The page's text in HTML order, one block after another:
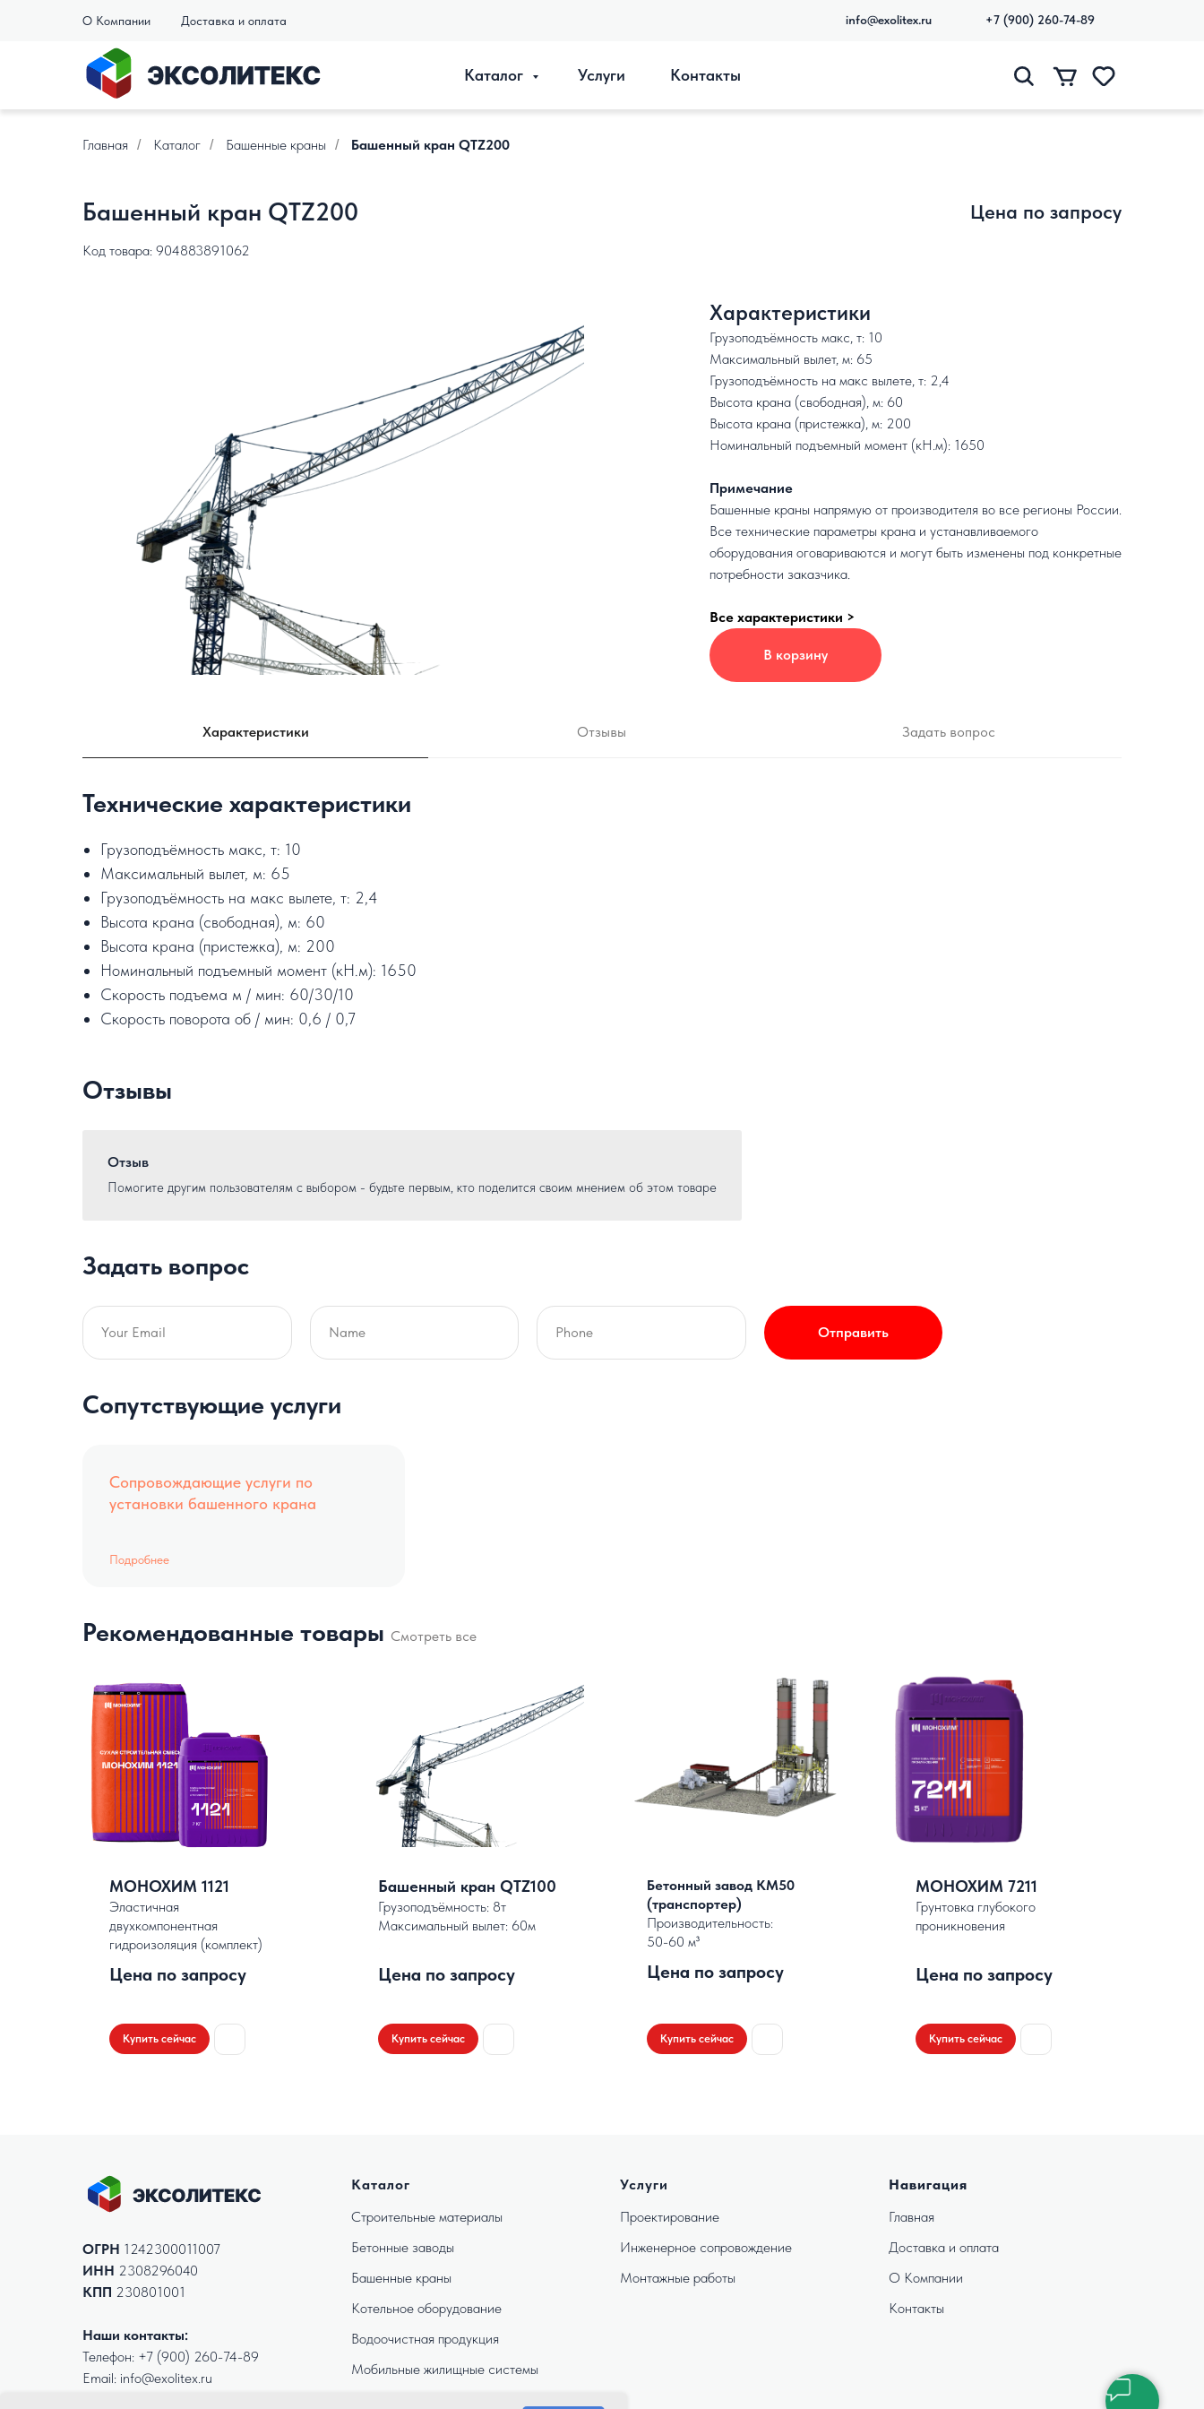
О Компании Доставка и оплата info@exolitex.ru +7 (900) 260-74-89
Каталог Услуги Контакты
Главная / Каталог / Башенные краны / Башенный кран QTZ200
Башенный кран QTZ200 Цена по запросу
Код товара: 904883891062
Характеристики
Грузоподъёмность макс, т: 10
Максимальный вылет, м: 65
Грузоподъёмность на макс вылете, т: 2,4
Высота крана (свободная), м: 60
Высота крана (пристежка), м: 200
Номинальный подъемный момент (кН.м): 1650
Примечание
Башенные краны напрямую от производителя во все регионы России.
Все технические параметры крана и устанавливаемого
оборудования оговариваются и могут быть изменены под конкретные
потребности заказчика.
Все характеристики >
В корзину
Характеристики Отзывы Задать вопрос
Технические характеристики
Грузоподъёмность макс, т: 10
Максимальный вылет, м: 65
Грузоподъёмность на макс вылете, т: 2,4
Высота крана (свободная), м: 60
Высота крана (пристежка), м: 200
Номинальный подъемный момент (кН.м): 1650
Скорость подъема м / мин: 60/30/10
Скорость поворота об / мин: 0,6 / 0,7
Отзывы
Отзыв
Помогите другим пользователям с выбором - будьте первым, кто поделится своим мнением об этом товаре
Задать вопрос
Отправить
Сопутствующие услуги
Сопровождающие услуги по
установки башенного крана
Подробнее
Рекомендованные товары Смотреть все
МОНОХИМ 1121
Эластичная
двухкомпонентная
гидроизоляция (комплект)
Цена по запросу
Купить сейчас
Башенный кран QTZ100
Грузоподъёмность: 8т
Максимальный вылет: 60м
Цена по запросу
Купить сейчас
Бетонный завод КМ50
(транспортер)
Производительность:
50-60 м³
Цена по запросу
Купить сейчас
МОНОХИМ 7211
Грунтовка глубокого
проникновения
Цена по запросу
Купить сейчас
ОГРН 1242300011007
ИНН 2308296040
КПП 230801001
Наши контакты:
Телефон: +7 (900) 260-74-89
Email: info@exolitex.ru
Каталог
Строительные материалы
Бетонные заводы
Башенные краны
Котельное оборудование
Водоочистная продукция
Мобильные жилищные системы
Услуги
Проектирование
Инженерное сопровождение
Монтажные работы
Навигация
Главная
Доставка и оплата
О Компании
Контакты